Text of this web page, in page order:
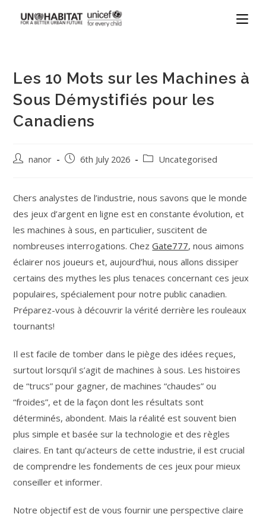
Les 10 Mots sur les Machines à
Sous Démystifiés pour les
Canadiens
nanor 6th July 2026 Uncategorised
Chers analystes de l’industrie, nous savons que le monde
des jeux d’argent en ligne est en constante évolution, et
les machines à sous, en particulier, suscitent de
nombreuses interrogations. ChezGate777, nous aimons
éclairer nos joueurs et, aujourd’hui, nous allons dissiper
certains des mythes les plus tenaces concernant ces jeux
populaires, spécialement pour notre public canadien.
Préparez-vous à découvrir la vérité derrière les rouleaux
tournants!
Il est facile de tomber dans le piège des idées reçues,
surtout lorsqu’il s’agit de machines à sous. Les histoires
de “trucs” pour gagner, de machines “chaudes” ou
“froides”, et de la façon dont les résultats sont
déterminés, abondent. Mais la réalité est souvent bien
plus simple et basée sur la technologie et des règles
claires. En tant qu’acteurs de cette industrie, il est crucial
de comprendre les fondements de ces jeux pour mieux
conseiller et informer.
Notre objectif est de vous fournir une perspective claire